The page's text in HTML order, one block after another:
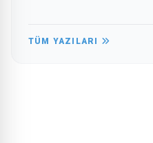
TÜM YAZILARI